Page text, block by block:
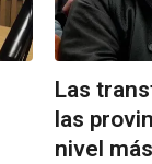
Las
las
nivel